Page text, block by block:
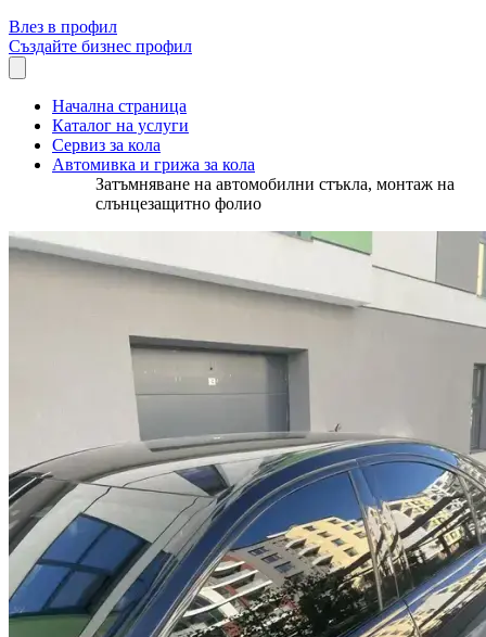
Влез в профил
Създайте бизнес профил
Начална страница
Каталог на услуги
Сервиз за кола
Автомивка и грижа за кола
Затъмняване на автомобилни стъкла, монтаж на
слънцезащитно фолио